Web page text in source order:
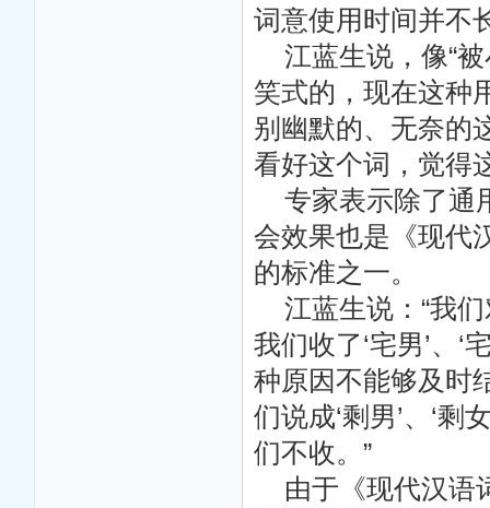
词意使用时间并不
江蓝生说，像“被
笑式的，现在这种
别幽默的、无奈的
看好这个词，觉得
专家表示除了通
会效果也是《现代
的标准之一。
江蓝生说：“我们
我们收了‘宅男’、‘
种原因不能够及时
们说成‘剩男’、‘
们不收。”
由于《现代汉语